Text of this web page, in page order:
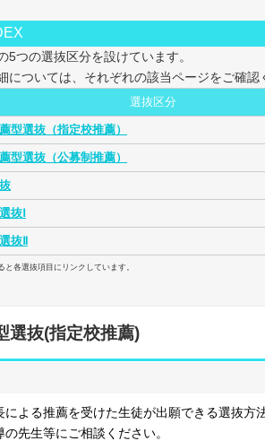
5つの選抜区分を設けています。
については、それぞれの該当ページをご確認
選抜区分
型選抜（指定校推薦）
型選抜（公募制推薦）
抜Ⅰ
抜Ⅱ
各選抜項目にリンクしています。
選抜(指定校推薦)
による推薦を受けた生徒が出願できる選抜
先生等にご相談ください。